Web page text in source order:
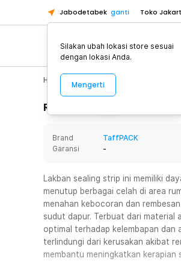
Jabodetabek ganti Toko
Toko
Toko Cikupa
Pick n Go
Pick n Go
Toko
Toko
Pick n Go
Pick n Go
Pick n Go
Home Appliance
Rincian Produk
Brand
TaffPACK
Garansi
-
Lakban sealing strip ini memiliki
menutup berbagai celah di area
menahan kebocoran dan
sudut dapur. Terbuat dari material
optimal terhadap kelembapan dan
terlindungi dari kerusakan akibat
membantu meningkatkan
Silakan ubah lokasi store sesuai
dengan lokasi Anda.
Mengerti